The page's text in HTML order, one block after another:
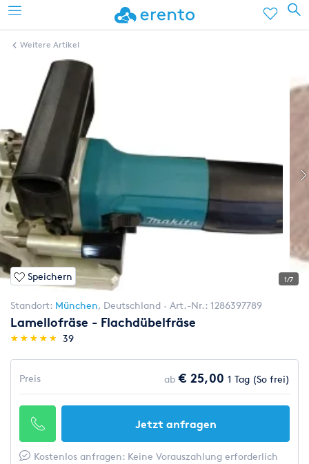
Weitere Artikel
Speichern 1/7
Standort: München, Deutschland Art.-Nr.: 1286397789
Lamellofräse - Flachdübelfräse
(*)
★
★
(*)★
★
(*) ★
★
(*) ★
★
(*) ★
★ 39
Preis ab € 25,00 1 Tag (So frei)
Jetzt anfragen
Kostenlos anfragen: Keine Vorauszahlung erforderlich